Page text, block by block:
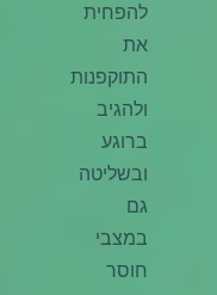
להפחית
את
התוקפנות
ולהגיב
ברוגע
ובשליטה
גם
במצבי
חוסר